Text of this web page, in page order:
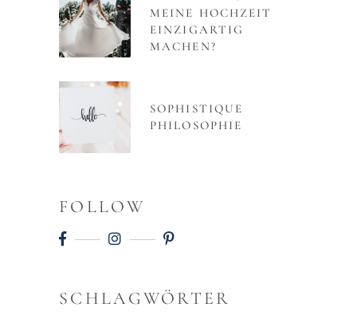
MEINE HOCHZEIT
EINZIGARTIG
MACHEN?
SOPHISTIQUE
PHILOSOPHIE
FOLLOW
SCHLAGWÖRTER